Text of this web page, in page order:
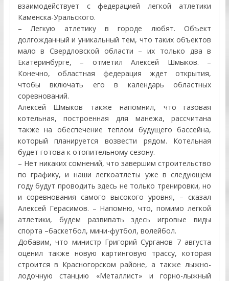
взаимодействует с федерацией легкой атлетики
Каменска-Уральского.
– Легкую атлетику в городе любят. Объект
долгожданный и уникальный тем, что таких объектов
мало в Свердловской области – их только два в
Екатеринбурге, – отметил Алексей Шмыков. –
Конечно, областная федерация ждет открытия,
чтобы включать его в календарь областных
соревнований.
Алексей Шмыков также напомнил, что газовая
котельная, построенная для манежа, рассчитана
также на обеспечение теплом будущего бассейна,
который планируется возвести рядом. Котельная
будет готова к отопительному сезону.
– Нет никаких сомнений, что завершим строительство
по графику, и наши легкоатлеты уже в следующем
году будут проводить здесь не только тренировки, но
и соревнования самого высокого уровня, – сказал
Алексей Герасимов. – Напомню, что, помимо легкой
атлетики, будем развивать здесь игровые виды
спорта –баскетбол, мини-футбол, волейбол.
Добавим, что министр Григорий Сурганов 7 августа
оценил также новую картинговую трассу, которая
строится в Красногорском районе, а также лыжно-
лодочную станцию «Металлист» и горно-лыжный